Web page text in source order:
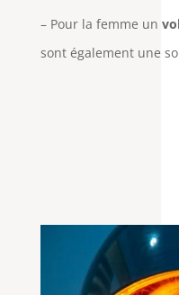
– Pour la femme un
sont également une